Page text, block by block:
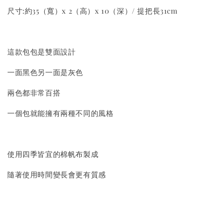
尺寸:約35（寬）x 2（高）x 10（深）/ 提把長31cm
這款包包是雙面設計
一面黑色另一面是灰色
兩色都非常百搭
一個包就能擁有兩種不同的風格
使用四季皆宜的棉帆布製成
隨著使用時間變長會更有質感